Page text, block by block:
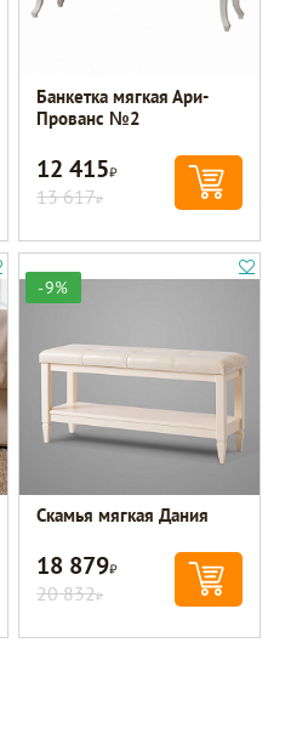
Банкетка мягкая Ари-
Прованс №2
12 415Р
13 617Р
-9%
Скамья мягкая Дания
18 879Р
20 832Р